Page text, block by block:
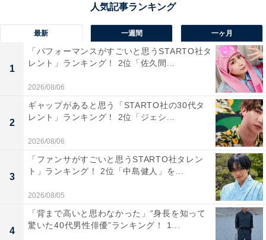
1位は「稲佐山スカイライン（長崎市夜景スポット）」
でした。夜景の名所として全国的に知られ、多くの回答
者が「1000万ドルの夜景」や「日本三大夜景」に触れて
おり、夏の夜にぴったりなドライブスポットとして高く
評価されています。夜景の美しさだけでなく、展望台や
ロープウェイなどの設備面も注目を集めました。
回答者からは「長崎一とも言える夜景を眺めながらドラ
イブしたいので」（50代男性／愛知県）、「市街地の夜
景と海の景色が一望でき、涼しい夏の夜ドライブにぴっ
たり」（20代女性／神奈川県）、「日本三大夜景にもな
っているから、夜景を見ながらロマンチックに浸りた
い」（40代女性／長崎県）などのコメントが寄せられて
最新 一週間 一ヶ月
1
「パフォーマンスがすごいと思うSTARTO社タ
レント」ランキング！ 2位「佐久間...
2026/08/06
2
ギャップがあると思う「STARTO社の30代タ
レント」ランキング！ 2位「ジェシ...
2026/08/06
3
「ファンサがすごいと思うSTARTO社タレン
ト」ランキング！ 2位「中島健人」を...
2026/08/05
4
「背まで高いと思わなかった」“身長を知って
驚いた40代男性俳優”ランキング！ 1...